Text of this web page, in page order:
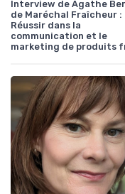
Interview de Agathe
de Maréchal Fraîcheur :
Réussir dans la
communication et le
marketing de produits